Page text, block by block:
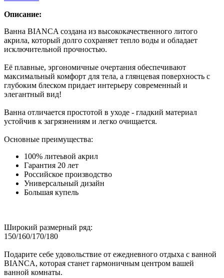
Описание:
Ванна BIANCA создана из высококачественного литого
акрила, который долго сохраняет тепло воды и обладает
исключительной прочностью.
Её плавные, эргономичные очертания обеспечивают
максимальный комфорт для тела, а глянцевая поверхность с
глубоким блеском придает интерьеру современный и
элегантный вид!
Ванна отличается простотой в уходе - гладкий материал
устойчив к загрязнениям и легко очищается.
Основные преимущества:
100% литеьвой акрил
Гарантия 20 лет
Российское производство
Универсальный дизайн
Большая купель
Широкий размерный ряд:
150/160/170/180
Подарите себе удовольствие от ежедневного отдыха с ванной
BIANCA, которая станет гармоничным центром вашей
ванной комнаты.